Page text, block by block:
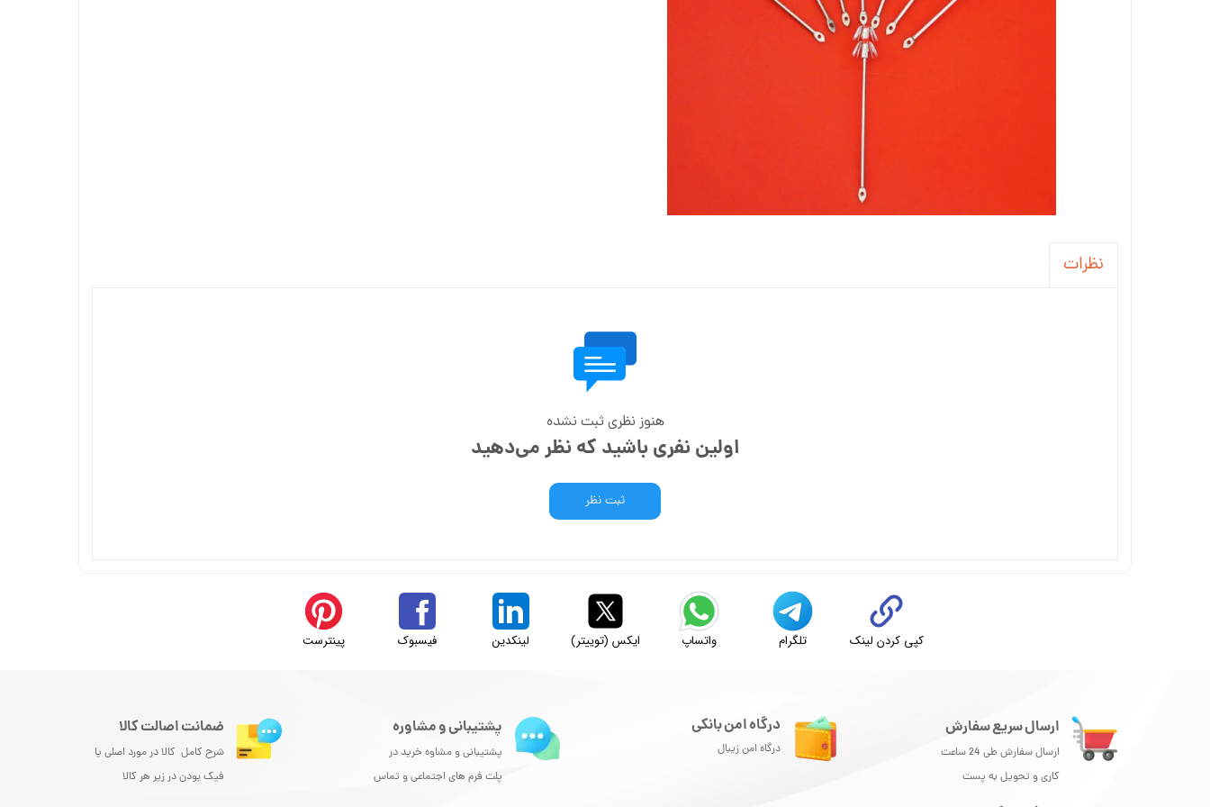
نظرات
هنوز نظری ثبت نشده
اولین نفری باشید که نظر می‌دهید
ثبت نظر
کپی کردن لینک تلگرام واتساپ ایکس (توییتر) لینکدین فیسبوک پینترست
ارسال سریع سفارش
ارسال سفارش طی 24 ساعت
کاری و تحویل به پست
درگاه امن بانکی
درگاه امن زیبال
پشتیبانی و مشاوره
پشتیبانی و مشاوه خرید در
پلت فرم های اجتماعی و تماس
ضمانت اصالت کالا
شرح کامل کالا در مورد اصلی یا
فیک بودن در زیر هر کالا